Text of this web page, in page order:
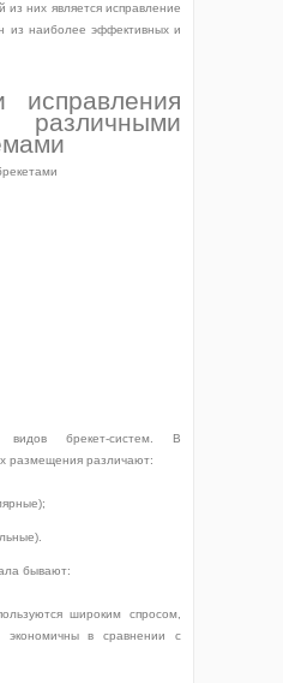
из них является исправление
из наиболее эффективных и
исправления
видов брекет-систем. В
размещения различают:
бывают:
широким спросом,
экономичны в сравнении с